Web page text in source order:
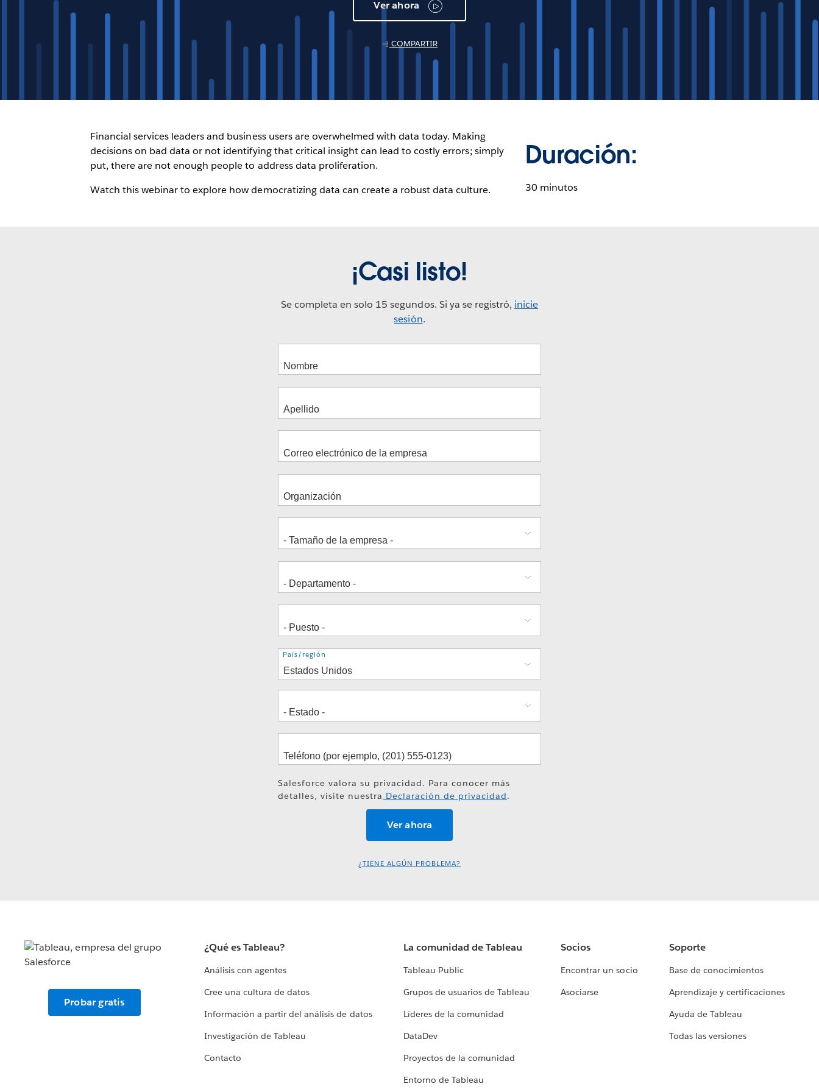
Ver ahora
COMPARTIR
Financial services leaders and business users are overwhelmed with data today. Making
decisions on bad data or not identifying that critical insight can lead to costly errors; simply
put, there are not enough people to address data proliferation.
Watch this webinar to explore how democratizing data can create a robust data culture.
Duración:
30 minutos
¡Casi listo!
Se completa en solo 15 segundos. Si ya se registró, inicie
sesión.
Dirección
País/región
Salesforce valora su privacidad. Para conocer más
detalles, visite nuestra Declaración de privacidad.
¿TIENE ALGÚN PROBLEMA?
Probar gratis
¿Qué es Tableau?
Análisis con agentes
Cree una cultura de datos
Información a partir del análisis de datos
Investigación de Tableau
Contacto
La comunidad de Tableau
Tableau Public
Grupos de usuarios de Tableau
Líderes de la comunidad
DataDev
Proyectos de la comunidad
Entorno de Tableau
Socios
Encontrar un socio
Asociarse
Soporte
Base de conocimientos
Aprendizaje y certificaciones
Ayuda de Tableau
Todas las versiones